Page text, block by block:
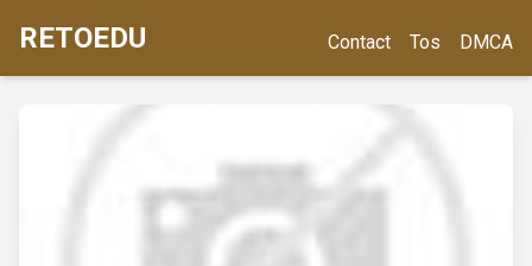
RETOEDU Contact Tos DMCA